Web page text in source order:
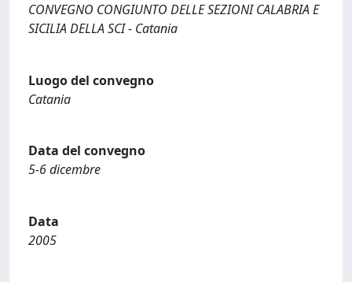
CONVEGNO CONGIUNTO DELLE SEZIONI CALABRIA E
SICILIA DELLA SCI - Catania
Luogo del convegno
Catania
Data del convegno
5-6 dicembre
Data
2005